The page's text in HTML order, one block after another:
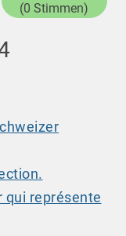
(0 Stimmen)
qui représente